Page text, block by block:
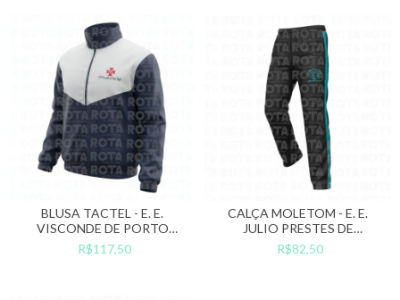
BLUSA TACTEL - E. E.
VISCONDE DE PORTO
SEGURO
R$117,50
CALÇA MOLETOM - E. E.
JULIO PRESTES DE
ALBUQUERQUE (ESTADÃO)
R$82,50